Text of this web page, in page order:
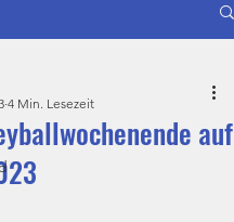
auf
4 Min. Lesezeit